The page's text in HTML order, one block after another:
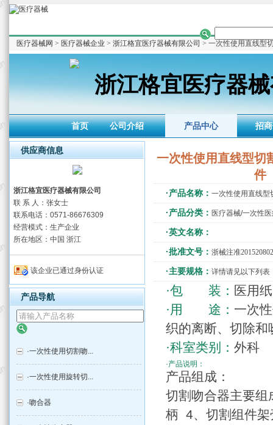
医疗器械网 > 医疗器械企业 > 浙江格宜医疗器械有限公司 > 一次性使用直线型
浙江格宜医疗器
首页 公司介绍 产品中心 招
一次性使用直线型切
件
·产品名称： 一次性使用直线型
·产品分类： 医疗器械/一次性
·英文名称：
·批准文号： 浙械注准
·主要规格： 详情请见以下列表
·包 装： 医用
·用 途： 一次
织的离断、切除和
·科室类别： 外科
·产品说明：
产品组成：
切割吻合器主要
柄 4、切割组件
供应商信息
浙江格宜医疗器械有限公司
联 系 人：张女士
联系电话：0571-86676309
经营模式：生产企业
所在地区：中国 浙江
该企业已通过身份认证
产品导航
·一次性使用切割吻...
·一次性使用旋转切...
·吻合器